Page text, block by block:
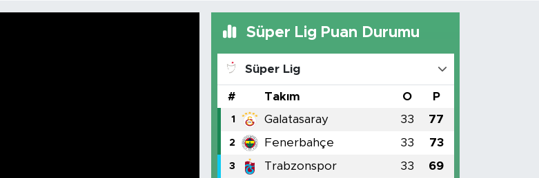
Süper Lig Puan Durumu
Süper Lig
# Takım O P
1 Galatasaray 33 77
2 Fenerbahçe 33 73
3 Trabzonspor 33 69